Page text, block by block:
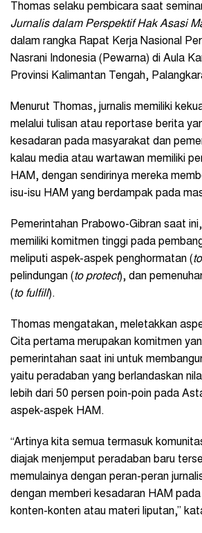
Thomas selaku pembicara saat
Jurnalis dalam Perspektif Hak Asasi
dalam rangka Rapat Kerja Nasional
Nasrani Indonesia (Pewarna) di Aula
Provinsi Kalimantan Tengah,
Menurut Thomas, jurnalis memiliki
melalui tulisan atau reportase berita
kesadaran pada masyarakat dan
kalau media atau wartawan memiliki
HAM, dengan sendirinya mereka
isu-isu HAM yang berdampak pada
Pemerintahan Prabowo-Gibran saat
memiliki komitmen tinggi pada
meliputi aspek-aspek penghormatan (
pelindungan (to protect), dan
(to fulfill).
Thomas mengatakan, meletakkan
Cita pertama merupakan komitmen
pemerintahan saat ini untuk
yaitu peradaban yang berlandaskan
lebih dari 50 persen poin-poin pada
aspek-aspek HAM.
“Artinya kita semua termasuk
diajak menjemput peradaban baru
memulainya dengan peran-peran
dengan memberi kesadaran HAM
konten-konten atau materi liputan,”